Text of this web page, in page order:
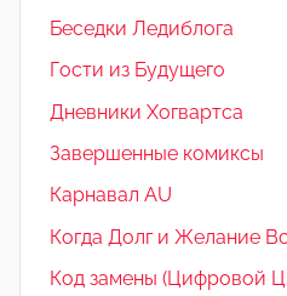
Беседки Ледиблога
Гости из Будущего
Дневники Хогвартса
Завершенные комиксы
Карнавал AU
Когда Долг и Желание
Код замены (Цифровой